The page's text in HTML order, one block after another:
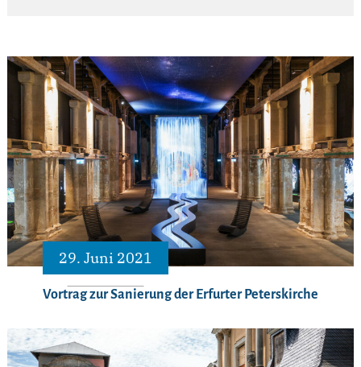
29. Juni 2021
Vortrag zur Sanierung der Erfurter Peterskirche